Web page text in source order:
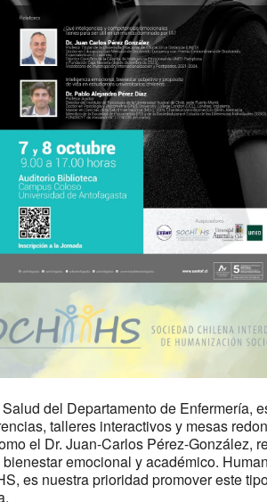
del Departamento de Enfermería,
talleres interactivos y mesas
el Dr. Juan-Carlos Pérez-González,
emocional y académico.
es nuestra prioridad promover este